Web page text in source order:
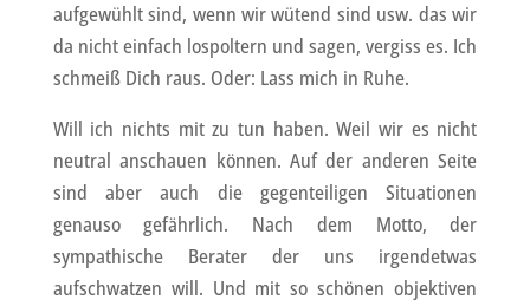
aufgewühlt sind, wenn wir wütend sind usw. das wir
da nicht einfach lospoltern und sagen, vergiss es. Ich
schmeiß Dich raus. Oder: Lass mich in Ruhe.
Will ich nichts mit zu tun haben. Weil wir es nicht
neutral anschauen können. Auf der anderen Seite
sind aber auch die gegenteiligen Situationen
genauso gefährlich. Nach dem Motto, der
sympathische Berater der uns irgendetwas
aufschwatzen will. Und mit so schönen objektiven